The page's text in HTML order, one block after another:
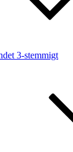
3-stemmigt